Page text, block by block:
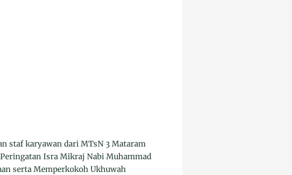
staf karyawan dari MTsN 3 Mataram
Isra Mikraj Nabi Muhammad
serta Memperkokoh Ukhuwah